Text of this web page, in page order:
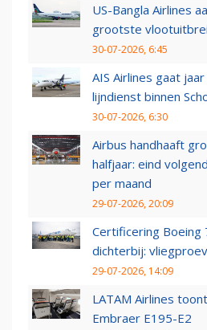
US-Bangla Airlines
grootste
30-07-2026, 6:45
AIS Airlines gaat
lijndienst binnen
30-07-2026, 6:30
Airbus handhaaft
halfjaar: eind
per maand
29-07-2026, 20:09
Certificering Boeing
dichterbij:
29-07-2026, 14:09
LATAM Airlines
Embraer E195-E2